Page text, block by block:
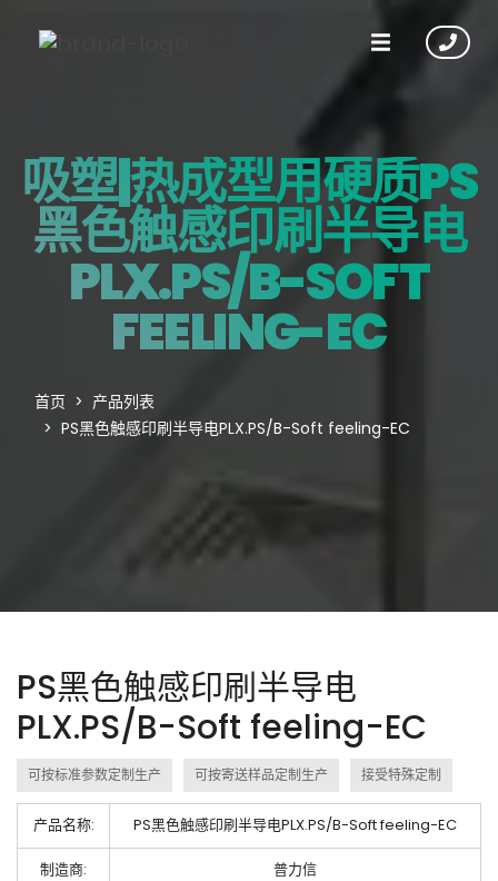
吸塑|热成型用硬质PS
黑色触感印刷半导电
PLX.PS/B-SOFT
FEELING-EC
首页
产品列表
PS黑色触感印刷半导电PLX.PS/B-Soft feeling-EC
PS黑色触感印刷半导电
PLX.PS/B-Soft feeling-EC
可按标准参数定制生产 可按寄送样品定制生产 接受特殊定制
产品名称: PS黑色触感印刷半导电PLX.PS/B-Soft feeling-EC
制造商: 普力信